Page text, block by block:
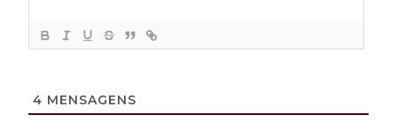
4 MENSAGENS